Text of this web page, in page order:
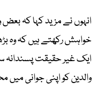
انہوں نے مزید کہا کہ
خواہش رکھتے ہیں کہ وہ
ایک غیر حقیقت پسندانہ
والدین کو اپنی جوانی میں